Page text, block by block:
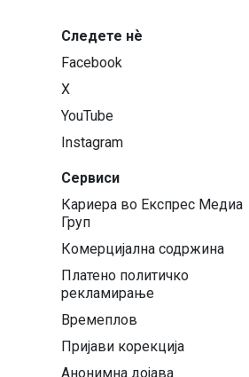
Следете нѐ
Facebook
X
YouTube
Instagram
Сервиси
Кариера во Експрес Медиа
Груп
Комерцијална содржина
Платено политичко
рекламирање
Времеплов
Пријави корекција
Анонимна дојава